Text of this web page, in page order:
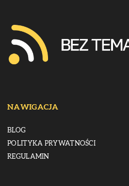
NAWIGACJA
BLOG
POLITYKA PRYWATNOŚCI
REGULAMIN